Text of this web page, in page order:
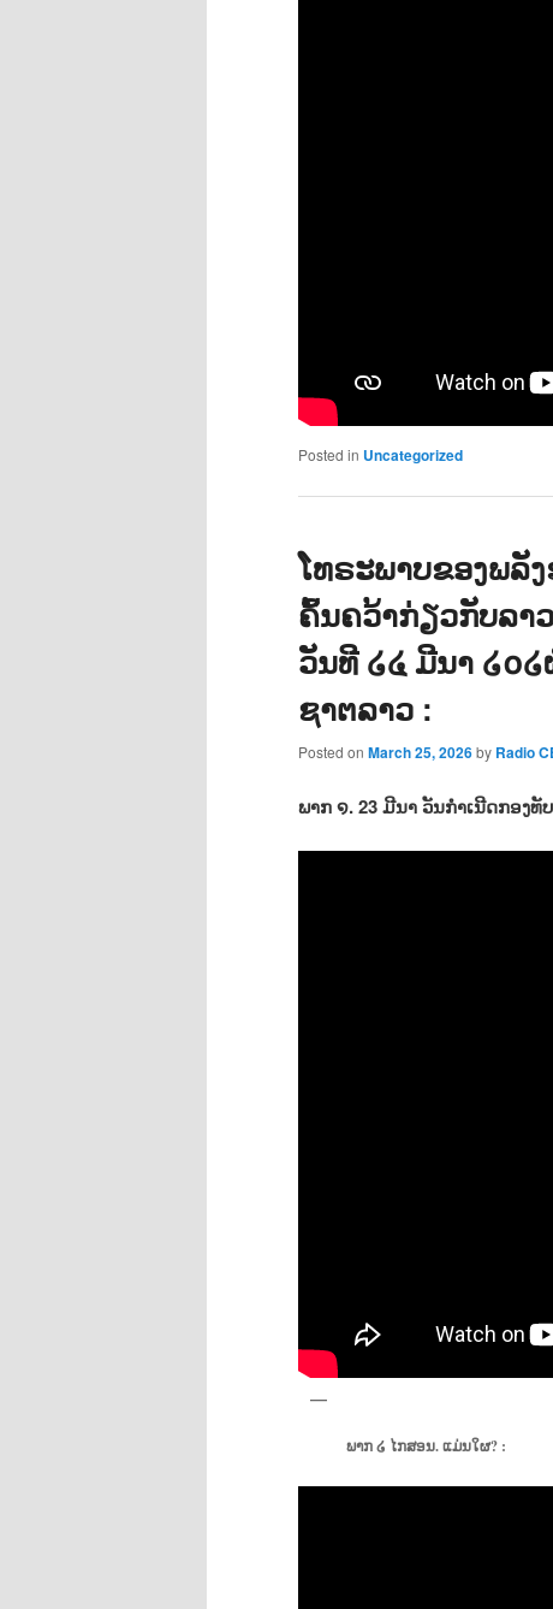
Posted in Uncategorized
ໂທຣະພາບຂອງພລັ
ຄົ້ນຄວ້າກ່ຽວກັບລາ
ວັນທີ ໒໔ ມີນາ ໒໐
ຊາຕລາວ :
Posted on March 25, 2026by Radio
ພາກ ໑. 23 ມີນາ ວັນກຳເນີດກອງທັ
ພາກ ໒ ໄກສອນ. ແມ່ນໃຜ? :